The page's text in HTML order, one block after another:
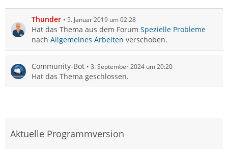
Thunder 5. Januar 2019 um 02:28
Hat das Thema aus dem Forum Spezielle Probleme
nach Allgemeines Arbeiten verschoben.
Community-Bot 3. September 2024 um 20:20
Hat das Thema geschlossen.
Aktuelle Programmversion